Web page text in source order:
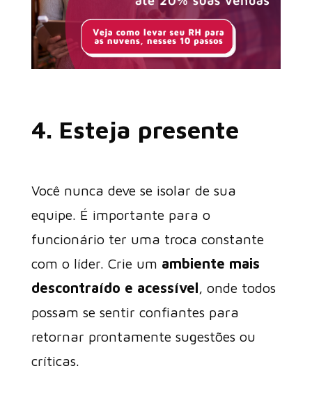
4. Esteja presente
Você nunca deve se isolar de sua
equipe. É importante para o
funcionário ter uma troca constante
com o líder. Crie um ambiente mais
descontraído e acessível, onde todos
possam se sentir confiantes para
retornar prontamente sugestões ou
críticas.